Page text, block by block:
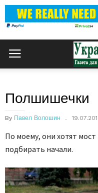
Полшишечки
By Павел Волошин
По моему, они хотят
подбирать начали.